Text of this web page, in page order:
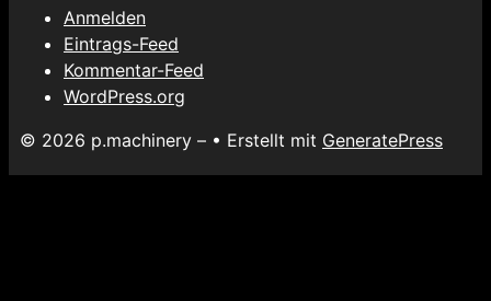
Anmelden
Eintrags-Feed
Kommentar-Feed
WordPress.org
© 2026 p.machinery – • Erstellt mit GeneratePress